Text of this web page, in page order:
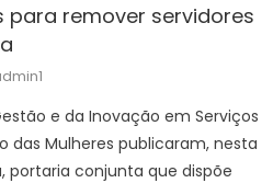
para remover servidores
e da Inovação em Serviços
das Mulheres publicaram, nesta
portaria conjunta que dispõe